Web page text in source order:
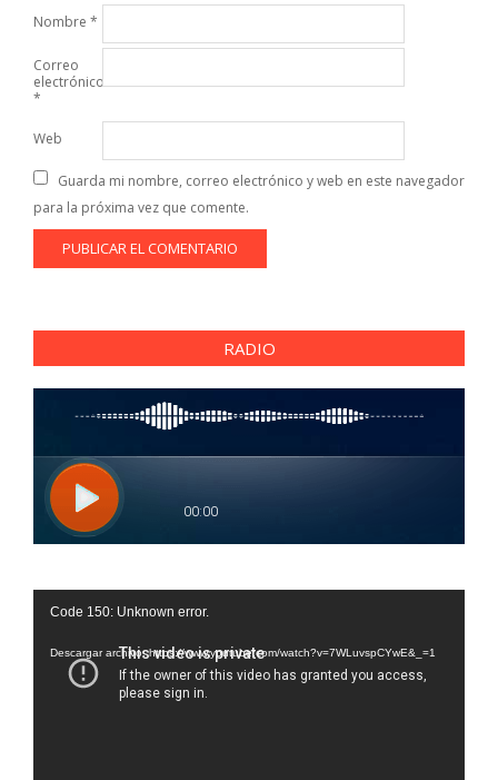
Nombre *
Correo
electrónico
*
Web
Guarda mi nombre, correo electrónico y web en este navegador
para la próxima vez que comente.
RADIO
Reproductor
vídeo
Code 150: Unknown error.
Descargar archivo: https://www.youtube.com/watch?v=7WLuvspCYwE&_=1